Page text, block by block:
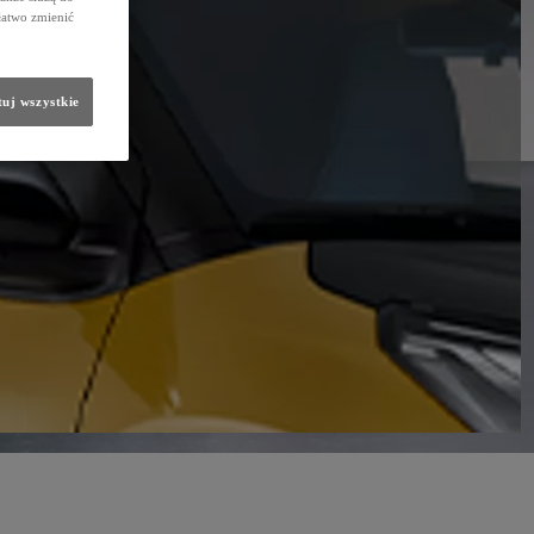
zmienić
wszystkie